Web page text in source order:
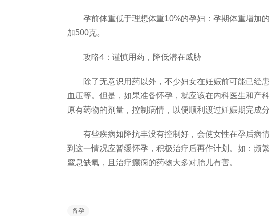
孕前体重低于理想体重10%的孕妇：孕期体重增加
加500克。
攻略4：谨慎用药，降低潜在威胁
除了无意识用药以外，不少妇女在妊娠前可能已经
血压等。但是，如果准备怀孕，就应该在内科医生和产
原有药物的剂量，控制病情，以便顺利渡过妊娠期完成分
有些疾病如降抗丰没有控制好，会使女性在孕后病
到这一情况应暂缓怀孕，积极治疗后再作计划。如：频
窒息缺氧，且治疗癫痫的药物大多对胎儿有害。
备孕